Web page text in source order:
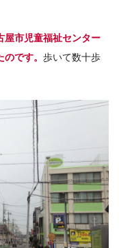
屋市児童福祉センター
です。 歩いて数十歩